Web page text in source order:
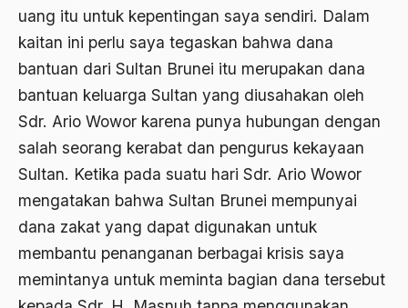
uang itu untuk kepentingan saya sendiri. Dalam
kaitan ini perlu saya tegaskan bahwa dana
bantuan dari Sultan Brunei itu merupakan dana
bantuan keluarga Sultan yang diusahakan oleh
Sdr. Ario Wowor karena punya hubungan dengan
salah seorang kerabat dan pengurus kekayaan
Sultan. Ketika pada suatu hari Sdr. Ario Wowor
mengatakan bahwa Sultan Brunei mempunyai
dana zakat yang dapat digunakan untuk
membantu penanganan berbagai krisis saya
memintanya untuk meminta bagian dana tersebut
apa yang kau cari palupi
Aparat Keamanan
APEC
Apel Akbar NU
APRI
Ar-Raniry
arab
arabisasi